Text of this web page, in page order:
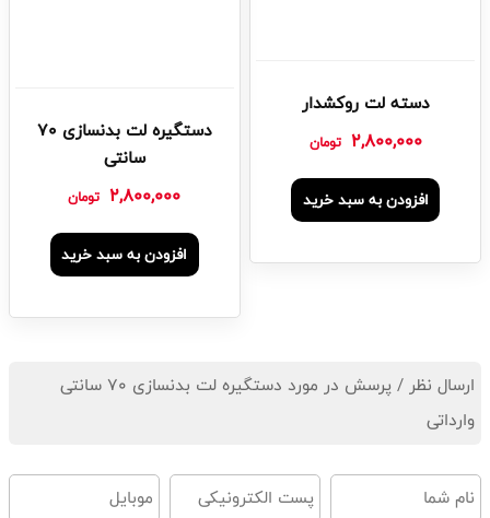
دسته لت روکشدار
2,800,000 تومان
افزودن به سبد خرید
دستگیره لت بدنسازی 70
سانتی
2,800,000 تومان
افزودن به سبد خرید
ارسال نظر / پرسش در مورد دستگیره لت بدنسازی 70 سانتی
وارداتی